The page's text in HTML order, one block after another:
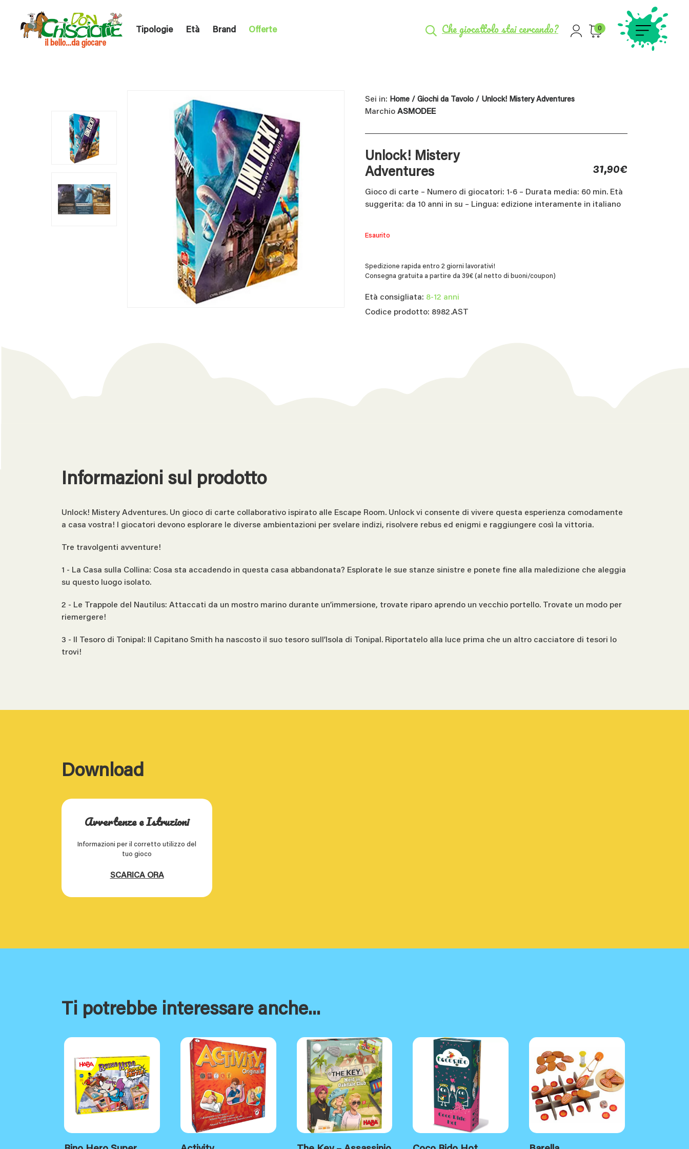
Tipologie Età Brand Offerte Che giocattolo stai cercando? 0
Sei in: Home / Giochi da Tavolo / Unlock! Mistery Adventures
Marchio ASMODEE
Unlock! Mistery
Adventures
31,90€
Gioco di carte – Numero di giocatori: 1-6 – Durata media: 60 min. Età
suggerita: da 10 anni in su – Lingua: edizione interamente in italiano
Esaurito
Spedizione rapida entro 2 giorni lavorativi!
Consegna gratuita a partire da 39€ (al netto di buoni/coupon)
Età consigliata: 8-12 anni
Codice prodotto: 8982.AST
Informazioni sul prodotto
Unlock! Mistery Adventures. Un gioco di carte collaborativo ispirato alle Escape Room. Unlock vi consente di vivere questa esperienza comodamente
a casa vostra! I giocatori devono esplorare le diverse ambientazioni per svelare indizi, risolvere rebus ed enigmi e raggiungere così la vittoria.
Tre travolgenti avventure!
1 - La Casa sulla Collina: Cosa sta accadendo in questa casa abbandonata? Esplorate le sue stanze sinistre e ponete fine alla maledizione che aleggia
su questo luogo isolato.
2 - Le Trappole del Nautilus: Attaccati da un mostro marino durante un’immersione, trovate riparo aprendo un vecchio portello. Trovate un modo per
riemergere!
3 - Il Tesoro di Tonipal: Il Capitano Smith ha nascosto il suo tesoro sull’Isola di Tonipal. Riportatelo alla luce prima che un altro cacciatore di tesori lo
trovi!
Download
Avvertenze e Istruzioni
Informazioni per il corretto utilizzo del
tuo gioco
SCARICA ORA
Ti potrebbe interessare anche...